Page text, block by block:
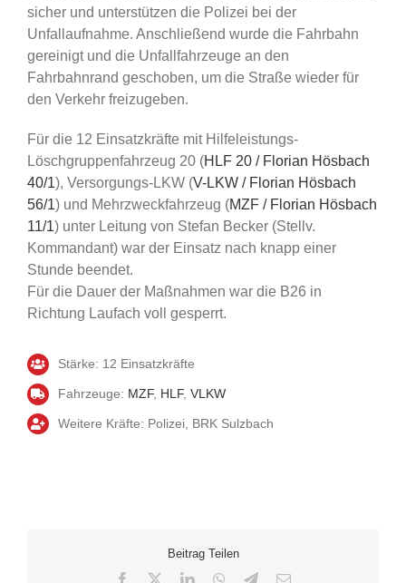
sicher und unterstützen die Polizei bei der
Unfallaufnahme. Anschließend wurde die Fahrbahn
gereinigt und die Unfallfahrzeuge an den
Fahrbahnrand geschoben, um die Straße wieder für
den Verkehr freizugeben.
Für die 12 Einsatzkräfte mit Hilfeleistungs-
Löschgruppenfahrzeug 20 (HLF 20 / Florian Hösbach
40/1), Versorgungs-LKW (V-LKW / Florian Hösbach
56/1) und Mehrzweckfahrzeug (MZF / Florian Hösbach
11/1) unter Leitung von Stefan Becker (Stellv.
Kommandant) war der Einsatz nach knapp einer
Stunde beendet.
Für die Dauer der Maßnahmen war die B26 in
Richtung Laufach voll gesperrt.
Stärke: 12 Einsatzkräfte
Fahrzeuge: MZF, HLF, VLKW
Weitere Kräfte: Polizei, BRK Sulzbach
Beitrag Teilen
Facebook LinkedInWhatsApp
Telegram
E-